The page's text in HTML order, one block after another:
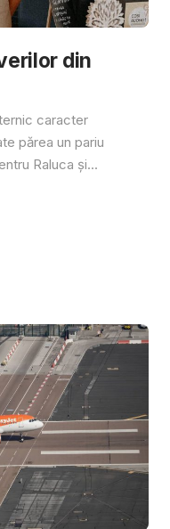
din
caracter
părea un pariu
Raluca și...